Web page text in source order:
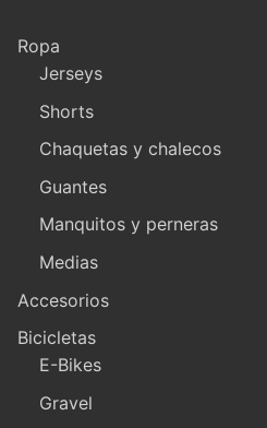
Ropa
Jerseys
Shorts
Chaquetas y chalecos
Guantes
Manquitos y perneras
Medias
Accesorios
Bicicletas
E-Bikes
Gravel